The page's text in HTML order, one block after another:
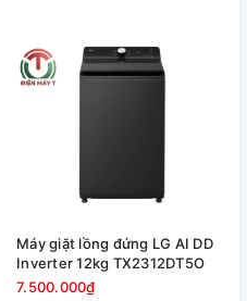
Máy giặt lồng đứng LG AI DD
Inverter 12kg TX2312DT5O
7.500.000₫